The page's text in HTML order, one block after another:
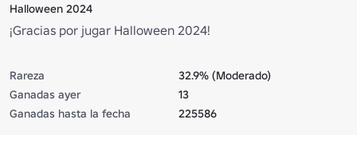
Halloween 2024
¡Gracias por jugar Halloween 2024!
Rareza
32.9% (Moderado)
Ganadas ayer
13
Ganadas hasta la fecha
225586